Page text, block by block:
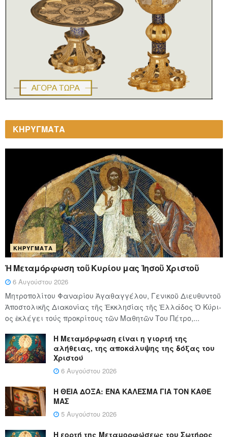
ΚΗΡΥΓΜΑΤΑ
ΚΗΡΎΓΜΑΤΑ
Ἡ Μεταμόρφωση τοῦ Κυρίου μας Ἰησοῦ Χριστοῦ
6 Αυγούστου 2026
Μητροπολίτου Φαναρίου Ἀγαθαγγέλου, Γενικοῦ Διευθυντοῦ
Ἀποστολικῆς Διακονίας τῆς Ἐκκλησίας τῆς Ἑλλάδος Ὁ Κύ­ρι­
ος ἐκλέγει τούς προ­κρί­τους τῶν Μα­θη­τῶν Του Πέ­τρο,...
Η Μεταμόρφωση είναι η γιορτή της
αλήθειας, της αποκάλυψης της δόξας του
Χριστού
6 Αυγούστου 2026
Η ΘΕΙΑ ΔΟΞΑ: ΈΝΑ ΚΑΛΕΣΜΑ ΓΙΑ ΤΟΝ ΚΑΘΕ
ΜΑΣ
5 Αυγούστου 2026
Η εορτή της Μεταμορφώσεως του Σωτήρος